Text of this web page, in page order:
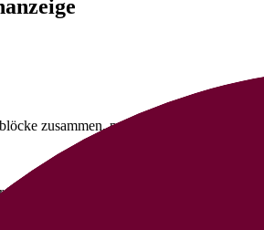
zusammen, passen Sie diese
zum Dialog – denn
Zielgruppe ein. Machen Sie ein Angebot,